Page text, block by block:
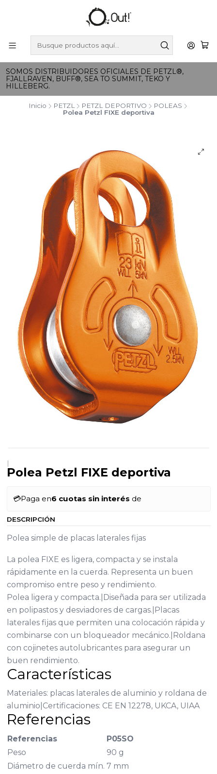
SOMOS DISTRIBUIDORES OFICIALES DE PETZL®,
FJALLRAVEN, BUFF®, SEA TO SUMMIT, TEKO Y
HILLEBERG.
Inicio PETZL PETZL DEPORTIVO
POLEAS
Polea Petzl FIXE deportiva
|
Polea Petzl FIXE deportiva
💳Paga en6 cuotas sin interés de
DESCRIPCIÓN
Polea simple de placas laterales fijas
La polea FIXE es ligera, compacta y se instala
rápidamente en la cuerda. Representa un buen
compromiso entre peso y rendimiento.
Polea ligera y compacta.|Diseñada para ser utilizada
en polipastos y desviadores de cargas.|Placas
laterales fijas que permiten una colocación rápida y
combinarse con un bloqueador mecánico.|Roldana
con cojinetes autolubricantes para asegurar un
buen rendimiento.
Características
Materiales: placas laterales de aluminio y roldana de
aluminio|Certificaciones: CE EN 12278, UKCA, UIAA
Referencias
Referencias
P05SO
Peso
90 g
Diámetro de cuerda mín. 7 mm